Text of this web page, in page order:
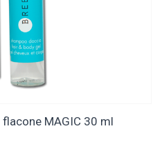
MAGIC 30 ml